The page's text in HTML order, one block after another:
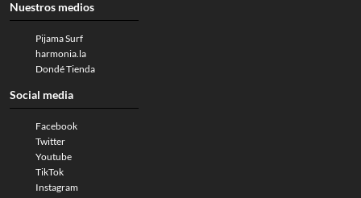
Nuestros medios
Pijama Surf
harmonia.la
Dondé Tienda
Social media
Facebook
Twitter
Youtube
TikTok
Instagram